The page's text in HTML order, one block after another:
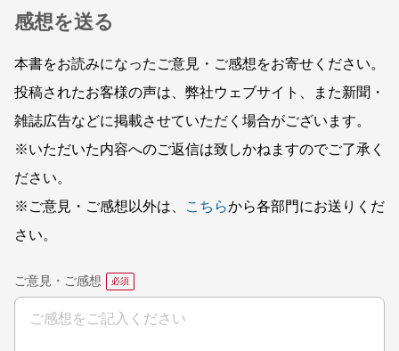
感想を送る
本書をお読みになったご意見・ご感想をお寄せください。
投稿されたお客様の声は、弊社ウェブサイト、また新聞・
雑誌広告などに掲載させていただく場合がございます。
※いただいた内容へのご返信は致しかねますのでご了承く
ださい。
※ご意見・ご感想以外は、
こちらから各部門にお送りくだ
さい。
ご意見・ご感想